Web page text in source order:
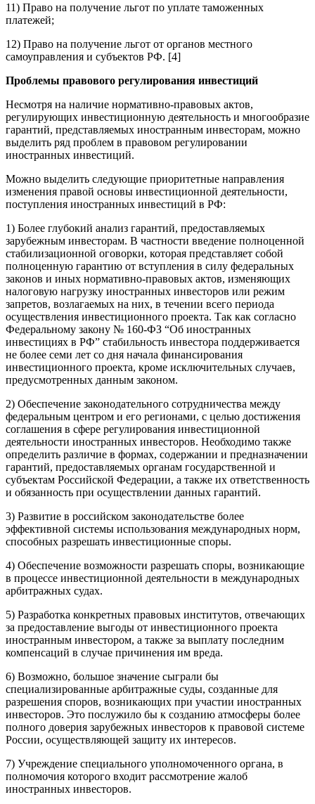
11) Право на получение льгот по уплате таможенных
платежей;
12) Право на получение льгот от органов местного
самоуправления и субъектов РФ. [4]
Проблемы правового регулирования инвестиций
Несмотря на наличие нормативно-правовых актов,
регулирующих инвестиционную деятельность и многообразие
гарантий, представляемых иностранным инвесторам, можно
выделить ряд проблем в правовом регулировании
иностранных инвестиций.
Можно выделить следующие приоритетные направления
изменения правой основы инвестиционной деятельности,
поступления иностранных инвестиций в РФ:
1) Более глубокий анализ гарантий, предоставляемых
зарубежным инвесторам. В частности введение полноценной
стабилизационной оговорки, которая представляет собой
полноценную гарантию от вступления в силу федеральных
законов и иных нормативно-правовых актов, изменяющих
налоговую нагрузку иностранных инвесторов или режим
запретов, возлагаемых на них, в течении всего периода
осуществления инвестиционного проекта. Так как согласно
Федеральному закону № 160-ФЗ “Об иностранных
инвестициях в РФ” стабильность инвестора поддерживается
не более семи лет со дня начала финансирования
инвестиционного проекта, кроме исключительных случаев,
предусмотренных данным законом.
2) Обеспечение законодательного сотрудничества между
федеральным центром и его регионами, с целью достижения
соглашения в сфере регулирования инвестиционной
деятельности иностранных инвесторов. Необходимо также
определить различие в формах, содержании и предназначении
гарантий, предоставляемых органам государственной и
субъектам Российской Федерации, а также их ответственность
и обязанность при осуществлении данных гарантий.
3) Развитие в российском законодательстве более
эффективной системы использования международных норм,
способных разрешать инвестиционные споры.
4) Обеспечение возможности разрешать споры, возникающие
в процессе инвестиционной деятельности в международных
арбитражных судах.
5) Разработка конкретных правовых институтов, отвечающих
за предоставление выгоды от инвестиционного проекта
иностранным инвестором, а также за выплату последним
компенсаций в случае причинения им вреда.
6) Возможно, большое значение сыграли бы
специализированные арбитражные суды, созданные для
разрешения споров, возникающих при участии иностранных
инвесторов. Это послужило бы к созданию атмосферы более
полного доверия зарубежных инвесторов к правовой системе
России, осуществляющей защиту их интересов.
7) Учреждение специального уполномоченного органа, в
полномочия которого входит рассмотрение жалоб
иностранных инвесторов.